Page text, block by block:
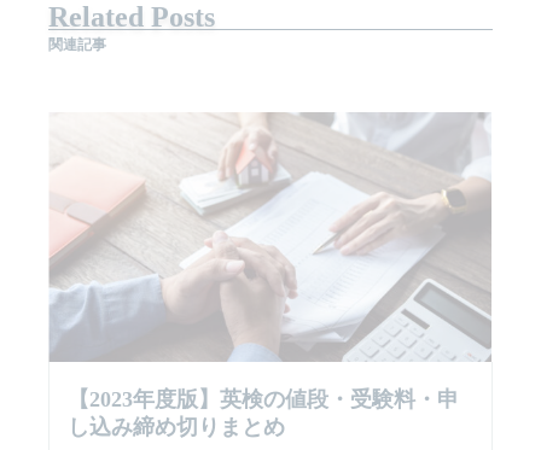
Related Posts
関連記事
【2023年度版】英検の値段・受験料・申
し込み締め切りまとめ